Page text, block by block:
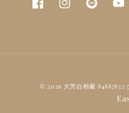
© 2026 大芳白粉廠 84887832